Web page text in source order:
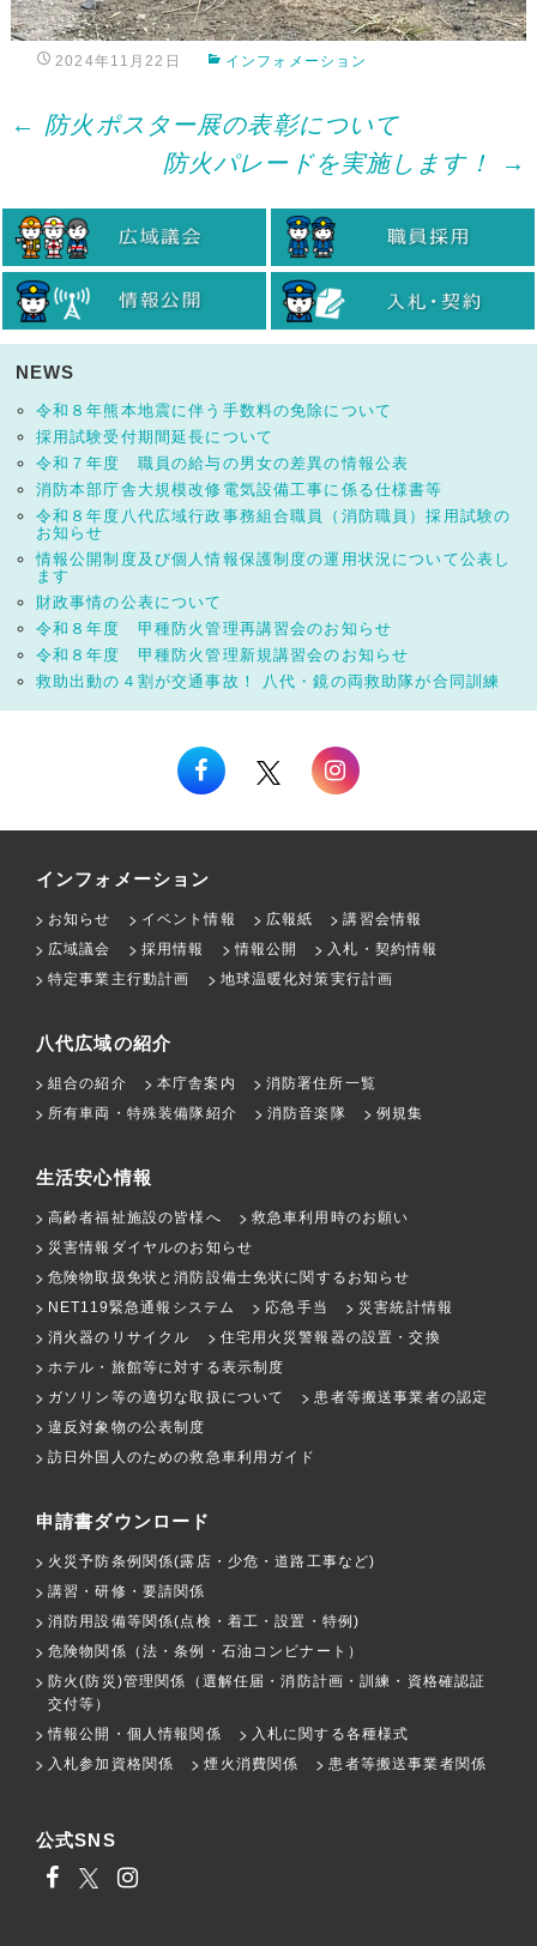
2024年11月22日 インフォメーション
Post
navigation
← 防火ポスター展の表彰について
防火パレードを実施します！
→
NEWS
令和８年熊本地震に伴う手数料の免除について
採用試験受付期間延長について
令和７年度 職員の給与の男女の差異の情報公表
消防本部庁舎大規模改修電気設備工事に係る仕様書等
令和８年度八代広域行政事務組合職員（消防職員）採用試験の
お知らせ
情報公開制度及び個人情報保護制度の運用状況について公表し
ます
財政事情の公表について
令和８年度 甲種防火管理再講習会のお知らせ
令和８年度 甲種防火管理新規講習会のお知らせ
救助出動の４割が交通事故！ 八代・鏡の両救助隊が合同訓練
インフォメーション
お知らせ イベント情報 広報紙
講習会情報
広域議会
採用情報 情報公開
入札・契約情報
特定事業主行動計画
地球温暖化対策実行計画
八代広域の紹介
組合の紹介 本庁舎案内
消防署住所一覧
所有車両・特殊装備隊紹介
消防音楽隊 例規集
生活安心情報
高齢者福祉施設の皆様へ
救急車利用時のお願い
災害情報ダイヤルのお知らせ
危険物取扱免状と消防設備士免状に関するお知らせ
NET119緊急通報システム
応急手当
災害統計情報
消火器のリサイクル
住宅用火災警報器の設置・交換
ホテル・旅館等に対する表示制度
ガソリン等の適切な取扱について
患者等搬送事業者の認定
違反対象物の公表制度
訪日外国人のための救急車利用ガイド
申請書ダウンロード
火災予防条例関係(露店・少危・道路工事など)
講習・研修・要請関係
消防用設備等関係(点検・着工・設置・特例)
危険物関係（法・条例・石油コンビナート）
防火(防災)管理関係（選解任届・消防計画・訓練・資格確認証
交付等）
情報公開・個人情報関係
入札に関する各種様式
入札参加資格関係
煙火消費関係 患者等搬送事業者関係
公式SNS